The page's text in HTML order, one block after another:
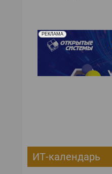
РЕКЛАМА
ИТ-календарь